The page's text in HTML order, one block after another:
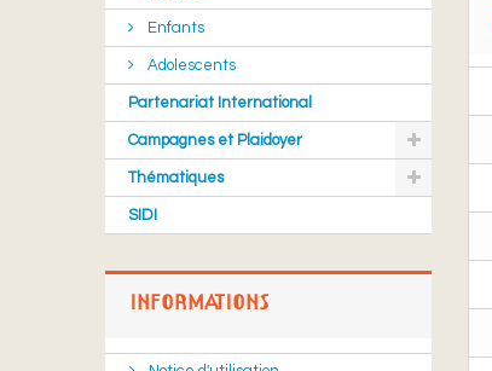
Enfants
Adolescents
Partenariat International
Campagnes et Plaidoyer
Thématiques
SIDI
INFORMATIONS